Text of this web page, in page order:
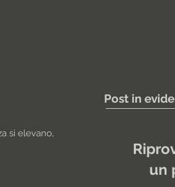
si elevano,
Post in
un